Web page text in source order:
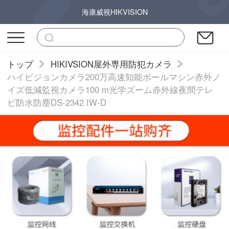
海康威视HIKVISION
トップ
HIKIVSION屋外専用防犯カメラ
ハイビジョンカメラ200万高速知能ボールマシン赤外ノ
イズ低減監視カメラ100 m光学ズーム赤外線夜間テレ
ビ防水防塵DS-2342 IW-D